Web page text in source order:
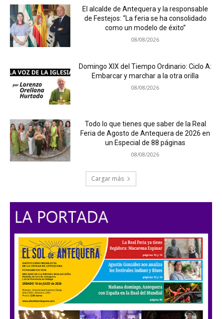
El alcalde de Antequera y la responsable
de Festejos: “La feria se ha consolidado
como un modelo de éxito”
08/08/2026
Domingo XIX del Tiempo Ordinario: Ciclo A:
Embarcar y marchar a la otra orilla
08/08/2026
Todo lo que tienes que saber de la Real
Feria de Agosto de Antequera de 2026 en
un Especial de 88 páginas
08/08/2026
Cargar más